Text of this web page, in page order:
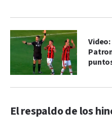
El respaldo de los